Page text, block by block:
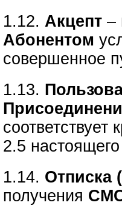
1.12.Акцепт–
Абонентом
совершенное
1.13.
2.5
1.14. Отписка
получения